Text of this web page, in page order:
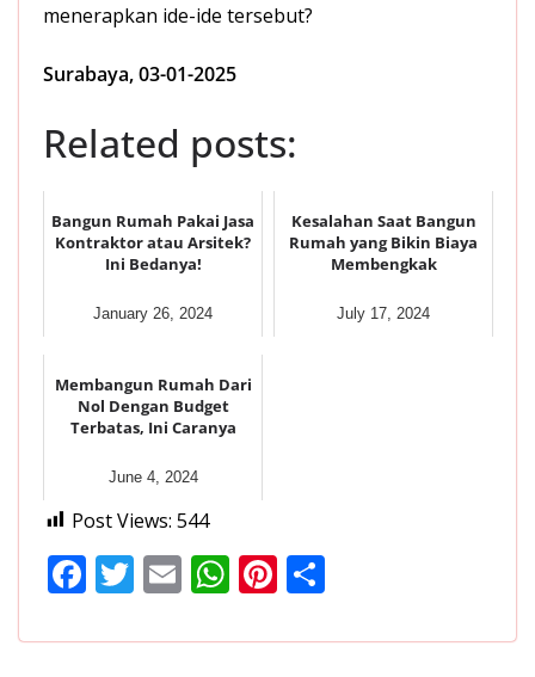
menerapkan ide-ide tersebut?
Surabaya, 03-01-2025
Related posts:
Bangun Rumah Pakai Jasa
Kontraktor atau Arsitek?
Ini Bedanya!
January 26, 2024
Kesalahan Saat Bangun
Rumah yang Bikin Biaya
Membengkak
July 17, 2024
Membangun Rumah Dari
Nol Dengan Budget
Terbatas, Ini Caranya
June 4, 2024
Post Views: 544
F
ac
e
T
w
itt
E
m
ai
W
h
at
Pi
nt
er ar